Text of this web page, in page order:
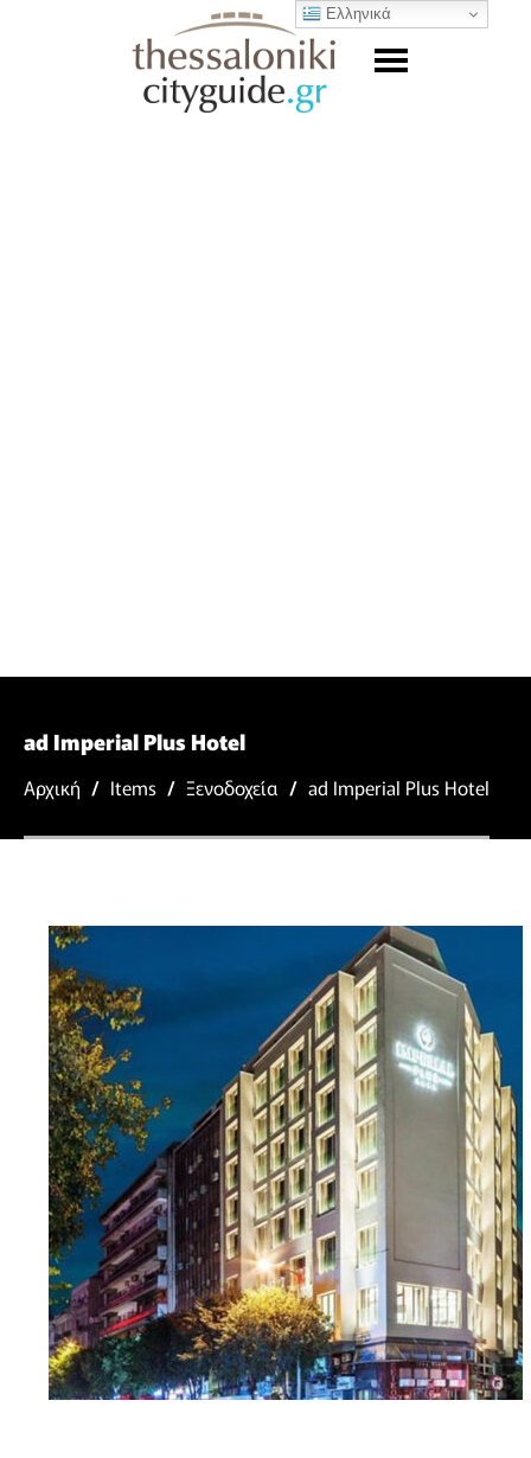
ad Imperial Plus Hotel
Αρχική / Items / Ξενοδοχεία / ad Imperial Plus Hotel
Ελληνικά